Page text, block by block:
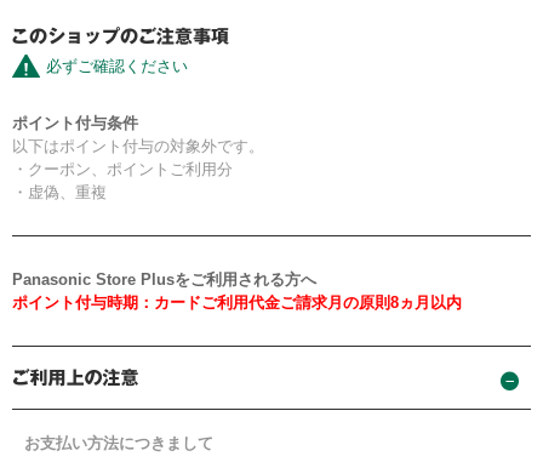
必ずご確認ください
ポイント付与条件
以下はポイント付与の対象外です。
・クーポン、ポイントご利用分
・虚偽、重複
Panasonic Store Plusをご利用される方へ
ポイント付与時期：カードご利用代金ご請求月の原則8ヵ月以内
お支払い方法につきまして